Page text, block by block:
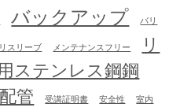
バックアップ バリ
スリーブ メンテナンスフリー
リ
ステンレス鋼鋼
管 受講証明書 安全性 室内